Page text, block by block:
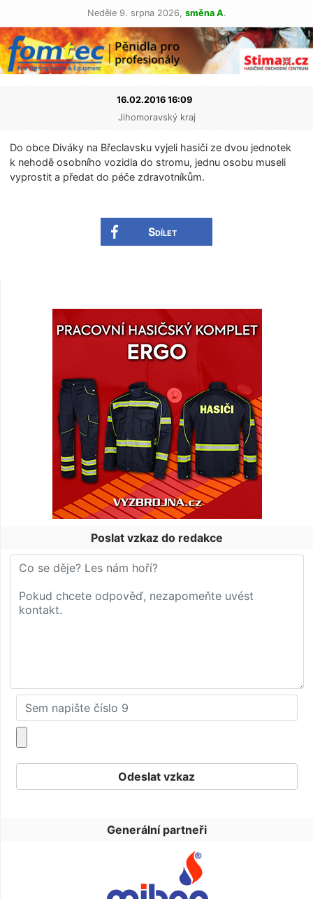
Neděle 9. srpna 2026, směna A.
16.02.2016 16:09
Jihomoravský kraj
Do obce Diváky na Břeclavsku vyjeli hasiči ze dvou jednotek
k nehodě osobního vozidla do stromu, jednu osobu museli
vyprostit a předat do péče zdravotníkům.
Sdílet
Poslat vzkaz do redakce
Generální partneři